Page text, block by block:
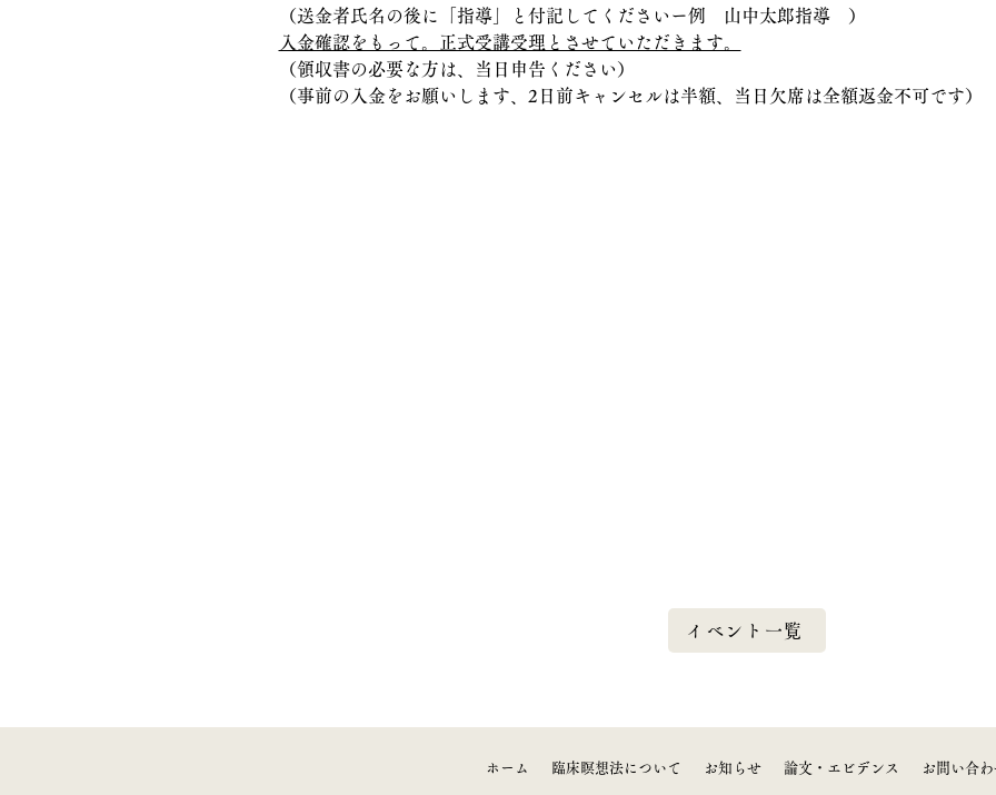
（送金者氏名の後に「指導」と付記してくださいー例　山中太郎指導　）
入金確認をもって。正式受講受理とさせていただきます。
（領収書の必要な方は、当日申告ください）
（事前の入金をお願いします、2日前キャンセルは半額、当日欠席は全額返金不可です）
イベント一覧
ホーム 臨床瞑想法について お知らせ 論文・エビデンス お問い合